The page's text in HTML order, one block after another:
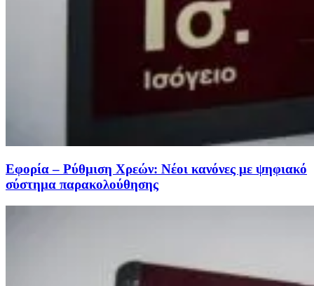
Εφορία – Ρύθμιση Χρεών: Νέοι κανόνες με ψηφιακό
σύστημα παρακολούθησης